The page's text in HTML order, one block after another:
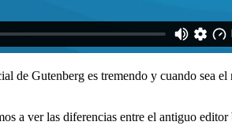
de Gutenberg es tremendo y cuando sea
a ver las diferencias entre el antiguo